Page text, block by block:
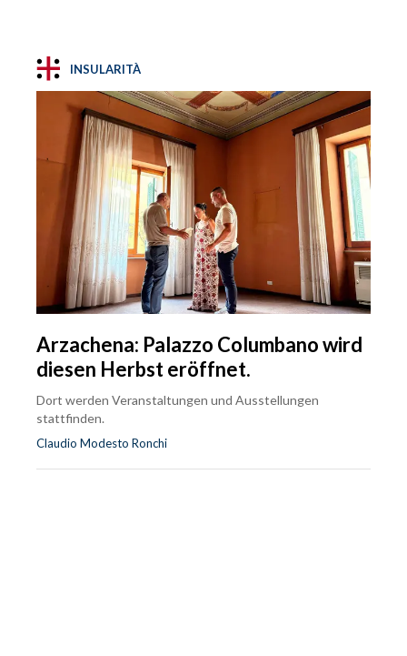
INSULARITÀ
Arzachena: Palazzo Columbano wird
diesen Herbst eröffnet.
Dort werden Veranstaltungen und Ausstellungen
stattfinden.
Claudio Modesto Ronchi